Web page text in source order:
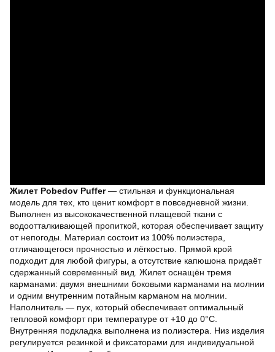
Жилет Pobedov Puffer— стильная и функциональная
модель для тех, кто ценит комфорт в повседневной жизни.
Выполнен из высококачественной плащевой ткани с
водоотталкивающей пропиткой, которая обеспечивает защиту
от непогоды. Материал состоит из 100% полиэстера,
отличающегося прочностью и лёгкостью. Прямой крой
подходит для любой фигуры, а отсутствие капюшона придаёт
сдержанный современный вид. Жилет оснащён тремя
карманами: двумя внешними боковыми карманами на молнии
и одним внутренним потайным карманом на молнии.
Наполнитель — пух, который обеспечивает оптимальный
тепловой комфорт при температуре от +10 до 0°C.
Внутренняя подкладка выполнена из полиэстера. Низ изделия
регулируется резинкой и фиксаторами для индивидуальной